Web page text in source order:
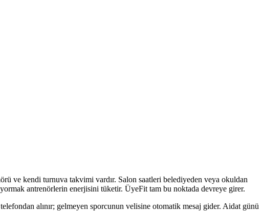
ve kendi turnuva takvimi vardır. Salon saatleri belediyeden veya okuldan
antrenörlerin enerjisini tüketir. ÜyeFit tam bu noktada devreye girer.
alınır; gelmeyen sporcunun velisine otomatik mesaj gider. Aidat günü